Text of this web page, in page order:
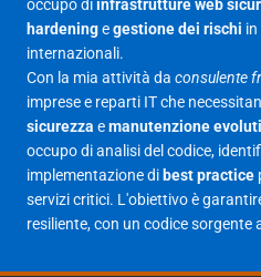
Aprile 2025
Marzo 2025
Febbraio 2025
Gennaio 2025
Giugno 2023
Maggio 2023
occupo diinfrastrutture web
hardeningegestione dei rischi
internazionali.
Con la mia attività da consulente
imprese e reparti IT che
sicurezza emanutenzione
occupo di analisi del codice,
implementazione di best practice
servizi critici. L'obiettivo è
resiliente, con un codice sorgente